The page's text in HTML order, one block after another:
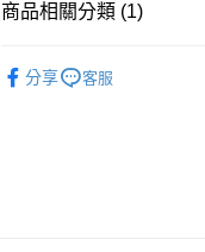
商品相關分類 (1)
分享
客服